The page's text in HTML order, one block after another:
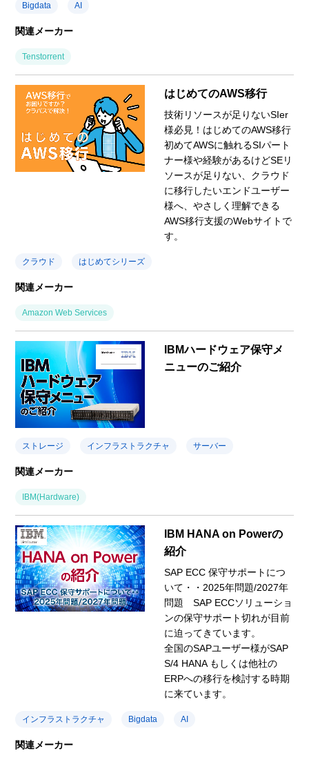
Bigdata AI
関連メーカー
Tenstorrent
はじめてのAWS移行
技術リソースが足りないSIer
様必見！はじめてのAWS移行
初めてAWSに触れるSIパート
ナー様や経験があるけどSEリ
ソースが足りない、クラウド
に移行したいエンドユーザー
様へ、やさしく理解できる
AWS移行支援のWebサイトで
す。
クラウド はじめてシリーズ
関連メーカー
Amazon Web Services
IBMハードウェア保守メ
ニューのご紹介
ストレージ インフラストラクチャ サーバー
関連メーカー
IBM(Hardware)
IBM HANA on Powerの
紹介
SAP ECC 保守サポートにつ
いて・・2025年問題/2027年
問題 SAP ECCソリューショ
ンの保守サポート切れが目前
に迫ってきています。
全国のSAPユーザー様がSAP
S/4 HANA もしくは他社の
ERPへの移行を検討する時期
に来ています。
インフラストラクチャ Bigdata AI
関連メーカー